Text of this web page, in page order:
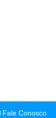
Fale Conosco